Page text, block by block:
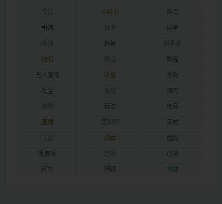
小红书 带货
引流 抖音
拆解 拼多多
挂机 教程
流量 涨粉
淘宝 源码
玩法 电商
直播 素材
脚本 虚拟
视频号 运营
阳叔 零撸